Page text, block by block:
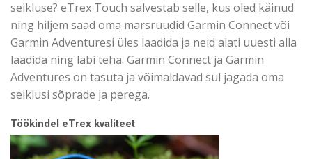
seikluse? eTrex Touch salvestab selle, kus oled käinud
ning hiljem saad oma marsruudid Garmin Connect või
Garmin Adventuresi üles laadida ja neid alati uuesti alla
laadida ning läbi teha. Garmin Connect ja Garmin
Adventures on tasuta ja võimaldavad sul jagada oma
seiklusi sõprade ja perega.
Töökindel eTrex kvaliteet